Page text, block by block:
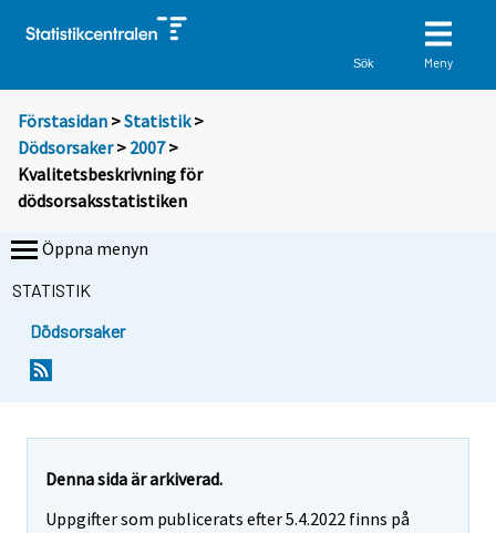
Sök Meny
Förstasidan >Statistik >
Dödsorsaker> 2007>
Kvalitetsbeskrivning för
dödsorsaksstatistiken
Öppna menyn
STATISTIK
Dödsorsaker
Denna sida är arkiverad.
Uppgifter som publicerats efter 5.4.2022 finns på